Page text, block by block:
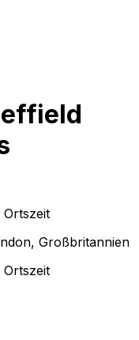
Ortszeit
Großbritannien
Ortszeit